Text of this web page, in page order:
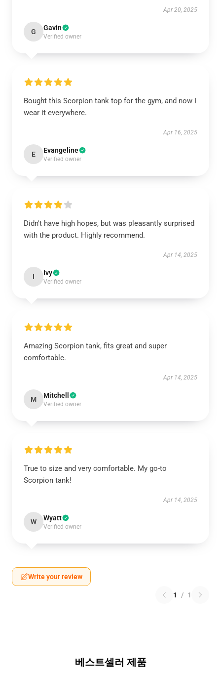
Apr 20, 2025
G Gavin
Verified owner
Bought this Scorpion tank top for the gym, and now I
wear it everywhere.
Apr 16, 2025
E Evangeline
Verified owner
Didn't have high hopes, but was pleasantly surprised
with the product. Highly recommend.
Apr 14, 2025
I Ivy
Verified owner
Amazing Scorpion tank, fits great and super
comfortable.
Apr 14, 2025
M Mitchell
Verified owner
True to size and very comfortable. My go-to
Scorpion tank!
Apr 14, 2025
W Wyatt
Verified owner
Write your review
1 / 1
베스트셀러 제품